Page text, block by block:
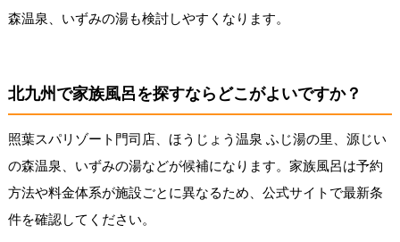
森温泉、いずみの湯も検討しやすくなります。
北九州で家族風呂を探すならどこがよいですか？
照葉スパリゾート門司店、ほうじょう温泉 ふじ湯の里、源じい
の森温泉、いずみの湯などが候補になります。家族風呂は予約
方法や料金体系が施設ごとに異なるため、公式サイトで最新条
件を確認してください。